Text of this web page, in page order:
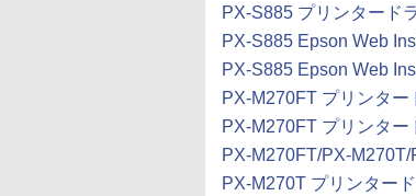
PX-S885 プリンタード
PX-S885 Epson Web
PX-S885 Epson Web
PX-M270FT プリンタ
PX-M270FT プリンタ
PX-M270FT/PX-
PX-M270T プリンター